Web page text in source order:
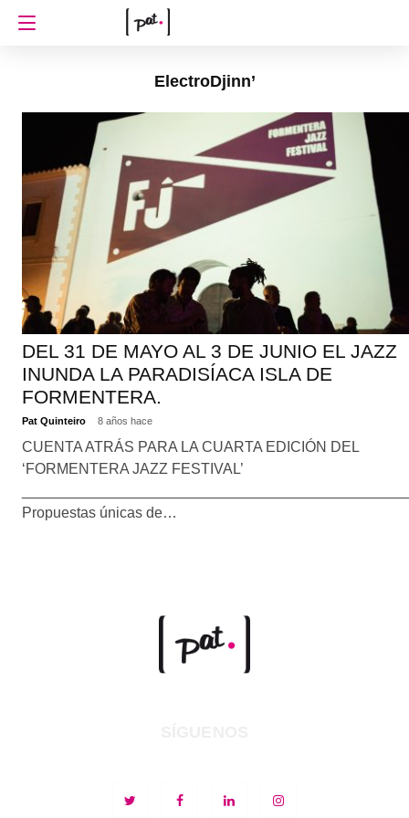
ElectroDjinn’
DEL 31 DE MAYO AL 3 DE JUNIO EL JAZZ
INUNDA LA PARADISÍACA ISLA DE
FORMENTERA.
Pat Quinteiro 8 años hace
CUENTA ATRÁS PARA LA CUARTA EDICIÓN DEL
‘FORMENTERA JAZZ FESTIVAL’
Propuestas únicas de…